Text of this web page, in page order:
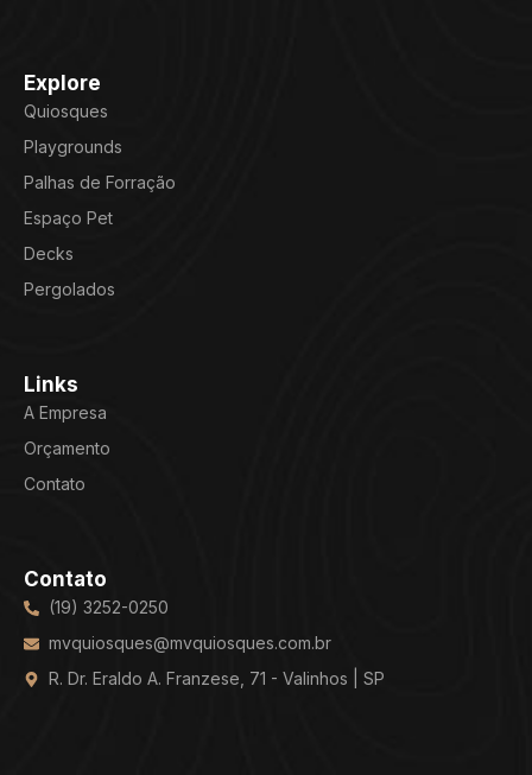
Explore
Quiosques
Playgrounds
Palhas de Forração
Espaço Pet
Decks
Pergolados
Links
A Empresa
Orçamento
Contato
Contato
(19) 3252-0250
mvquiosques@mvquiosques.com.br
R. Dr. Eraldo A. Franzese, 71 - Valinhos | SP